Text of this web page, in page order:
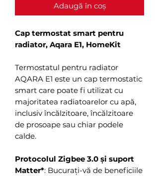
Adaugă în coș
Cap termostat smart pentru
radiator, Aqara E1, HomeKit
Termostatul pentru radiator
AQARA E1 este un cap termostatic
smart care poate fi utilizat cu
majoritatea radiatoarelor cu apă,
inclusiv încălzitoare, încălzitoare
de prosoape sau chiar podele
calde.
Protocolul Zigbee 3.0 și suport
Matter*: Bucurați-vă de beneficiile